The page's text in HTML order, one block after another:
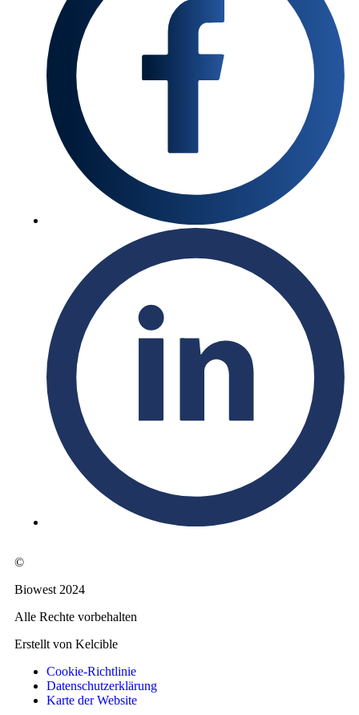
©
Biowest 2024
Alle Rechte vorbehalten
Erstellt von Kelcible
Cookie-Richtlinie
Datenschutzerklärung
Karte der Website